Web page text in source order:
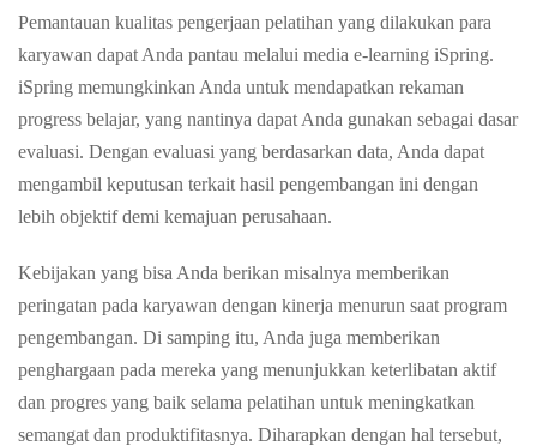
Pemantauan kualitas pengerjaan pelatihan yang dilakukan para
karyawan dapat Anda pantau melalui media e-learning iSpring.
iSpring memungkinkan Anda untuk mendapatkan rekaman
progress belajar, yang nantinya dapat Anda gunakan sebagai dasar
evaluasi. Dengan evaluasi yang berdasarkan data, Anda dapat
mengambil keputusan terkait hasil pengembangan ini dengan
lebih objektifdemi kemajuan perusahaan.
Kebijakan yang bisa Anda berikan misalnya memberikan
peringatan pada karyawan dengan kinerja menurun saat program
pengembangan. Di samping itu, Anda juga memberikan
penghargaan pada mereka yang menunjukkan keterlibatan aktif
dan progres yang baik selama pelatihan untuk meningkatkan
semangat dan produktifitasnya. Diharapkan dengan hal tersebut,